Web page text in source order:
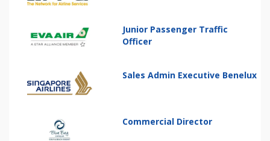
Junior Passenger Traffic
Officer
Sales Admin Executive Benelux
Commercial Director